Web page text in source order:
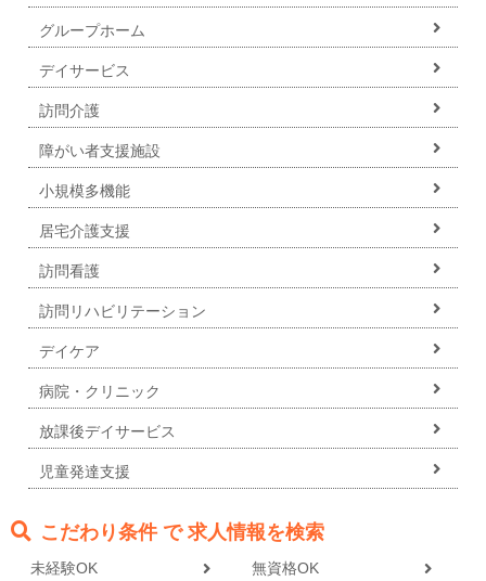
グループホーム
デイサービス
訪問介護
障がい者支援施設
小規模多機能
居宅介護支援
訪問看護
訪問リハビリテーション
デイケア
病院・クリニック
放課後デイサービス
児童発達支援
こだわり条件 で 求人情報を検索
未経験OK 無資格OK